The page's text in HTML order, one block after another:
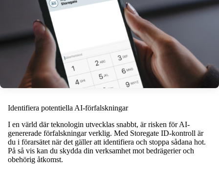
Identifiera potentiella AI-förfalskningar
I en värld där teknologin utvecklas snabbt, är risken för AI-
genererade förfalskningar verklig. Med Storegate ID-kontroll är
du i förarsätet när det gäller att identifiera och stoppa sådana hot.
På så vis kan du skydda din verksamhet mot bedrägerier och
obehörig åtkomst.